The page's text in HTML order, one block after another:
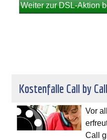
Weiter zur DSL-Aktion
Kostenfalle Call by Call
Vor
Call